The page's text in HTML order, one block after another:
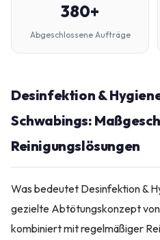
380+
Abgeschlossene Aufträge
Desinfektion &
Schwabings:
Reinigungslösungen
Was bedeutet Desinfektion &
gezielte Abtötungskonzept
kombiniert mit regelmäßiger